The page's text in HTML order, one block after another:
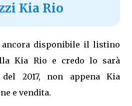
Kia Rio
ancora disponibile il listino
Kia Rio e credo lo sarà
2017, non appena Kia
e vendita.